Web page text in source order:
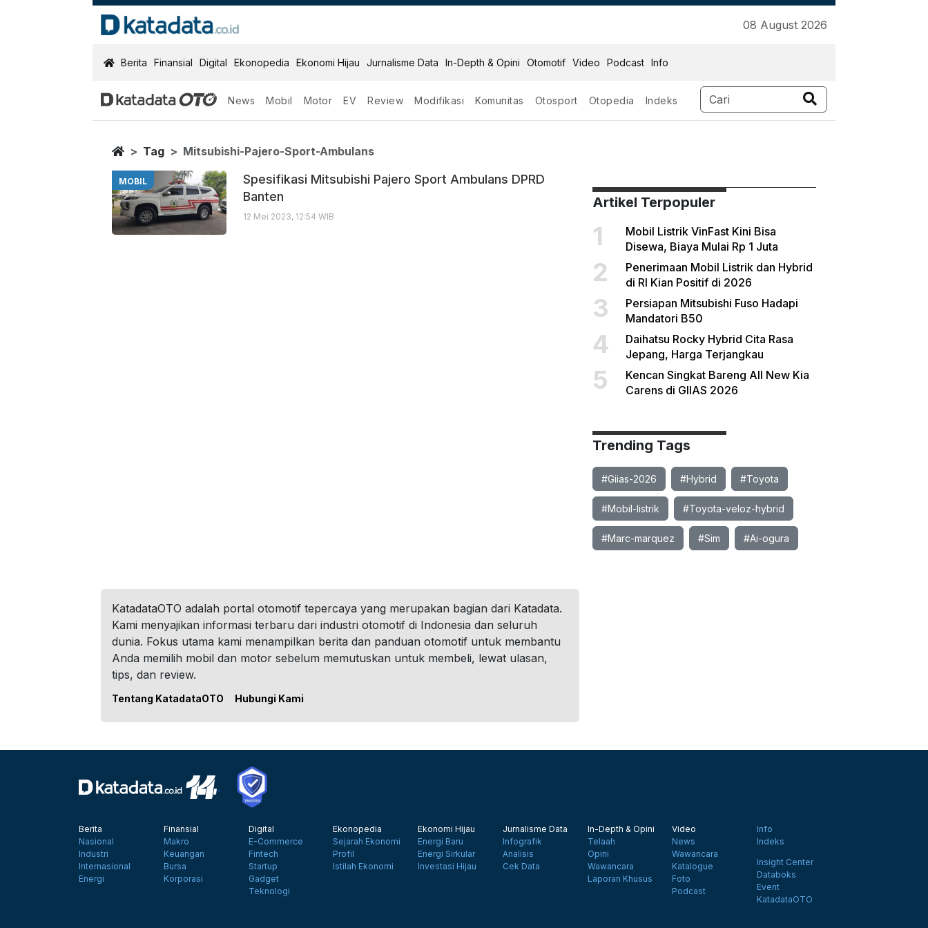
08 August 2026
KatadataOTO
Berita Finansial Digital Ekonopedia Ekonomi Hijau Jurnalisme Data In-Depth & Opini Otomotif Video Podcast Info
News Mobil Motor EV Review Modifikasi Komunitas Otosport Otopedia Indeks
Mitsubishi Pajero Sport Ambulans
Berita Terbaru
Home
Tag Mitsubishi-Pajero-Sport-Ambulans
MOBIL
Spesifikasi Mitsubishi Pajero Sport Ambulans DPRD
Banten
12 Mei 2023, 12:54 WIB
Artikel Terpopuler
1
Mobil Listrik VinFast Kini Bisa
Disewa, Biaya Mulai Rp 1 Juta
2
Penerimaan Mobil Listrik dan Hybrid
di RI Kian Positif di 2026
3
Persiapan Mitsubishi Fuso Hadapi
Mandatori B50
4
Daihatsu Rocky Hybrid Cita Rasa
Jepang, Harga Terjangkau
5
Kencan Singkat Bareng All New Kia
Carens di GIIAS 2026
Trending Tags
#Giias-2026 #Hybrid #Toyota
#Mobil-listrik #Toyota-veloz-hybrid
#Marc-marquez #Sim #Ai-ogura
KatadataOTO adalah portal otomotif tepercaya yang merupakan bagian dari Katadata.
Kami menyajikan informasi terbaru dari industri otomotif di Indonesia dan seluruh
dunia. Fokus utama kami menampilkan berita dan panduan otomotif untuk membantu
Anda memilih mobil dan motor sebelum memutuskan untuk membeli, lewat ulasan,
tips, dan review.
Tentang KatadataOTO Hubungi Kami
Berita
Nasional
Industri
Internasional
Energi
Finansial
Makro
Keuangan
Bursa
Korporasi
Digital
E-Commerce
Fintech
Startup
Gadget
Teknologi
Ekonopedia
Sejarah Ekonomi
Profil
Istilah Ekonomi
Ekonomi Hijau
Energi Baru
Energi Sirkular
Investasi Hijau
Jurnalisme Data
Infografik
Analisis
Cek Data
In-Depth & Opini
Telaah
Opini
Wawancara
Laporan Khusus
Video
News
Wawancara
Katalogue
Foto
Podcast
Info
Indeks
Insight Center
Databoks
Event
KatadataOTO